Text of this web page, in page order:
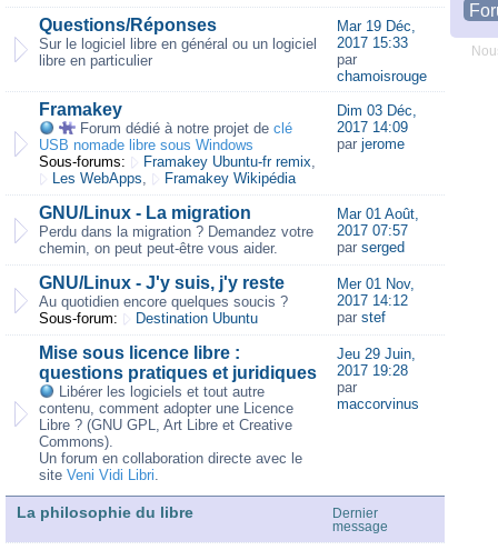
Questions/Réponses
Sur le logiciel libre en général ou un logiciel
libre en particulier
Mar 19 Déc,
2017 15:33
par
chamoisrouge
Framakey
Forum dédié à notre projet de clé
USB nomade libre sous Windows
Sous-forums:
Framakey Ubuntu-fr remix,
Les WebApps, Framakey Wikipédia
Dim 03 Déc,
2017 14:09
par jerome
GNU/Linux - La migration
Perdu dans la migration ? Demandez votre
chemin, on peut peut-être vous aider.
Mar 01 Août,
2017 07:57
par serged
GNU/Linux - J'y suis, j'y reste
Au quotidien encore quelques soucis ?
Sous-forum:
Destination Ubuntu
Mer 01 Nov,
2017 14:12
par stef
Mise sous licence libre :
questions pratiques et juridiques
Libérer les logiciels et tout autre
contenu, comment adopter une Licence
Libre ? (GNU GPL, Art Libre et Creative
Commons).
Un forum en collaboration directe avec le
site Veni Vidi Libri.
Jeu 29 Juin,
2017 19:28
par
maccorvinus
La philosophie du libre
Dernier
message